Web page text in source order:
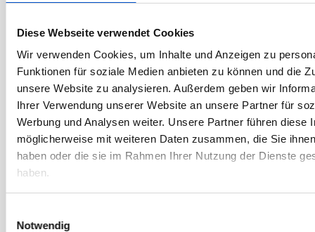
Diese Webseite verwendet Cookies
Wir verwenden Cookies, um Inhalte und Anzeigen zu
Funktionen für soziale Medien anbieten zu können und die
unsere Website zu analysieren. Außerdem geben wir
Ihrer Verwendung unserer Website an unsere Partner für
Werbung und Analysen weiter. Unsere Partner führen diese
möglicherweise mit weiteren Daten zusammen, die Sie
haben oder die sie im Rahmen Ihrer Nutzung der Dienste
haben.
Notwendig
März 2022
Dezember 2021
November 2021
Oktober 2021
September 2021
August 2021
Juli 2021
Mai 2021